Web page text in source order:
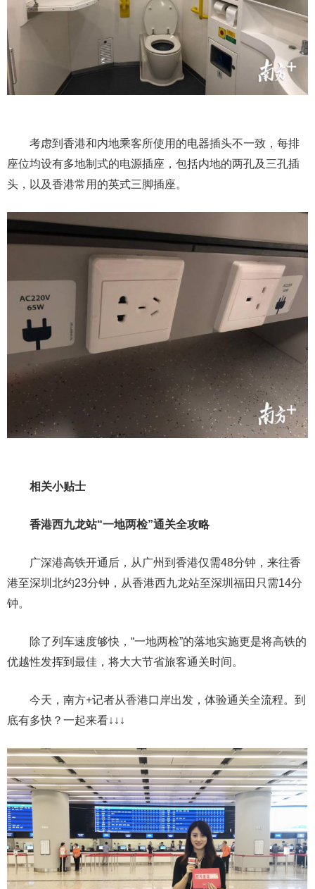
考虑到香港和内地乘客所使用的电器插头不一致，每排
座位均设有多地制式的电源插座，包括内地的两孔及三孔插
头，以及香港常用的英式三脚插座。
相关小贴士
香港西九龙站“一地两检”通关全攻略
广深港高铁开通后，从广州到香港仅需48分钟，来往香
港至深圳北约23分钟，从香港西九龙站至深圳福田只需14分
钟。
除了列车速度够快，“一地两检”的落地实施更是将高铁的
优越性发挥到最佳，将大大节省旅客通关时间。
今天，南方+记者从香港口岸出发，体验通关全流程。到
底有多快？一起来看↓↓↓